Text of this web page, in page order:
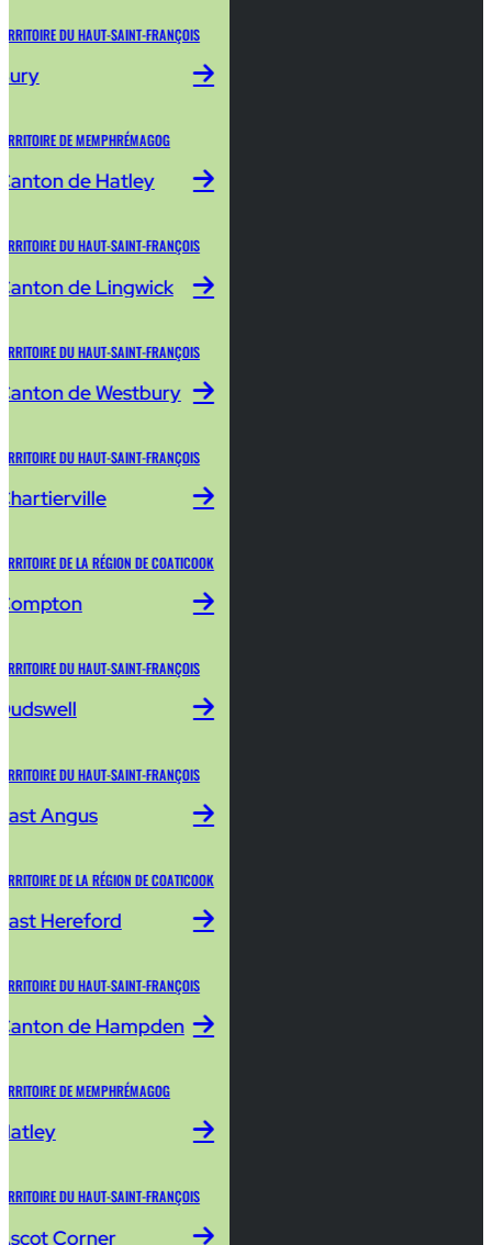
DU HAUT-SAINT-FRANÇOIS
DE MEMPHRÉMAGOG
de Hatley
DU HAUT-SAINT-FRANÇOIS
de Lingwick
DU HAUT-SAINT-FRANÇOIS
de Westbury
DU HAUT-SAINT-FRANÇOIS
DE LA RÉGION DE COATICOOK
DU HAUT-SAINT-FRANÇOIS
DU HAUT-SAINT-FRANÇOIS
Angus
DE LA RÉGION DE COATICOOK
Hereford
DU HAUT-SAINT-FRANÇOIS
de Hampden
DE MEMPHRÉMAGOG
DU HAUT-SAINT-FRANÇOIS
Corner